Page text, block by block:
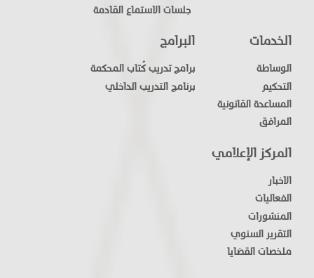
جلسات الاستماع القادمة
الخدمات
الوساطة
التحكيم
المساعدة القانونية
المرافق
البرامج
برامج تدريب كُتاب المحكمة
برنامج التدريب الداخلي
المركز الإعلامي
الاخبار
الفعاليات
المنشورات
التقرير السنوي
ملخصات القضايا